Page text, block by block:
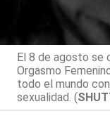
El 8 de agosto se
Orgasmo
todo el mundo
sexualidad. (